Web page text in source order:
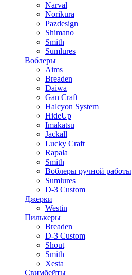
Narval
Norikura
Pazdesign
Shimano
Smith
Sumlures
Воблеры
Aims
Breaden
Daiwa
Gan Craft
Halcyon System
HideUp
Imakatsu
Jackall
Lucky Craft
Rapala
Smith
Воблеры ручной работы
Sumlures
D-3 Custom
Джерки
Westin
Пилькеры
Breaden
D-3 Custom
Shout
Smith
Xesta
Свимбейты